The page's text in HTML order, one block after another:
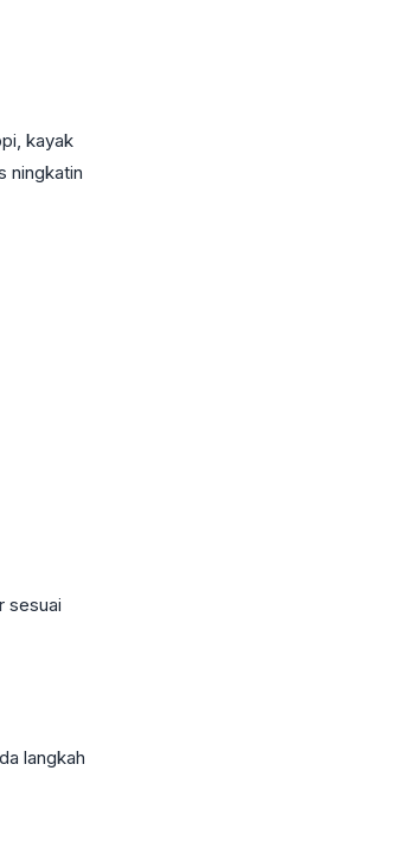
kayak
ningkatin
sesuai
langkah